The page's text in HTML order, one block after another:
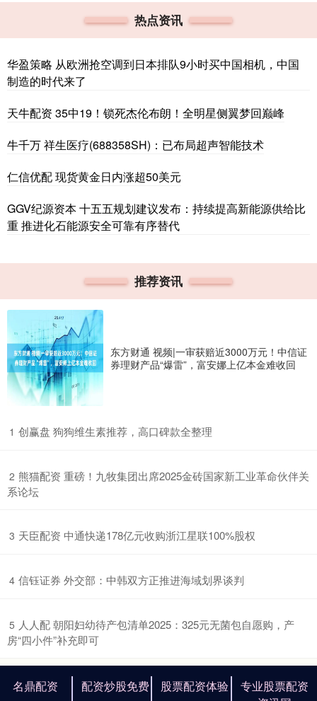
热点资讯
华盈策略 从欧洲抢空调到日本排队9小时买中国相机，中国
制造的时代来了
天牛配资 35中19！锁死杰伦布朗！全明星侧翼梦回巅峰
牛千万 祥生医疗(688358SH)：已布局超声智能技术
仁信优配 现货黄金日内涨超50美元
GGV纪源资本 十五五规划建议发布：持续提高新能源供给比
重 推进化石能源安全可靠有序替代
推荐资讯
东方财通 视频|一审获赔近3000万元！中信证
券理财产品“爆雷”，富安娜上亿本金难收回
1 ​创赢盘 狗狗维生素推荐，高口碑款全整理
2 ​熊猫配资 重磅！九牧集团出席2025金砖国家新工业革命伙伴关
系论坛
3 ​天臣配资 中通快递178亿元收购浙江星联100%股权
4 ​信钰证券 外交部：中韩双方正推进海域划界谈判
5 ​人人配 朝阳妇幼待产包清单2025：325元无菌包自愿购，产
房“四小件”补充即可
名鼎配资 配资炒股免费 股票配资体验
专业股票配资